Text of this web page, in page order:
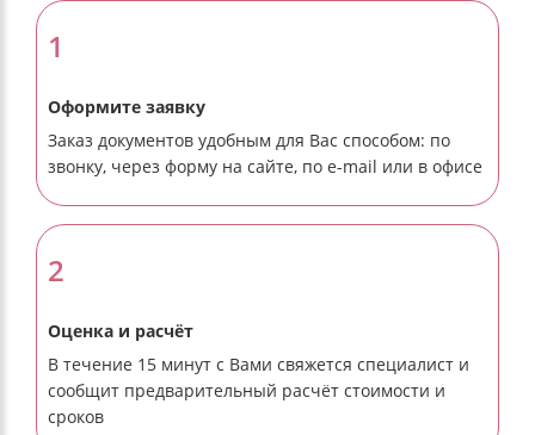
1
Оформите заявку
Заказ документов удобным для Вас способом: по
звонку, через форму на сайте, по e-mail или в офисе
2
Оценка и расчёт
В течение 15 минут с Вами свяжется специалист и
сообщит предварительный расчёт стоимости и
сроков